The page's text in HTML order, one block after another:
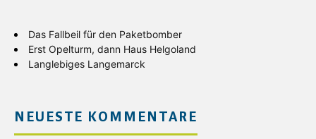
Das Fallbeil für den Paketbomber
Erst Opelturm, dann Haus Helgoland
Langlebiges Langemarck
NEUESTE KOMMENTARE